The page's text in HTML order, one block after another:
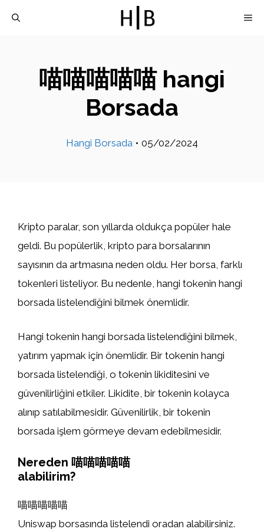
喵喵喵喵喵 hangi
Borsada
Hangi Borsada • 05/02/2024
Kripto paralar, son yıllarda oldukça popüler hale
geldi. Bu popülerlik, kripto para borsalarının
sayısının da artmasına neden oldu. Her borsa, farklı
tokenleri listeliyor. Bu nedenle, hangi tokenin hangi
borsada listelendiğini bilmek önemlidir.
Hangi tokenin hangi borsada listelendiğini bilmek,
yatırım yapmak için önemlidir. Bir tokenin hangi
borsada listelendiği, o tokenin likiditesini ve
güvenilirliğini etkiler. Likidite, bir tokenin kolayca
alınıp satılabilmesidir. Güvenilirlik, bir tokenin
borsada işlem görmeye devam edebilmesidir.
Nereden 喵喵喵喵喵
alabilirim?
喵喵喵喵喵
Uniswap borsasında listelendi oradan alabilirsiniz.